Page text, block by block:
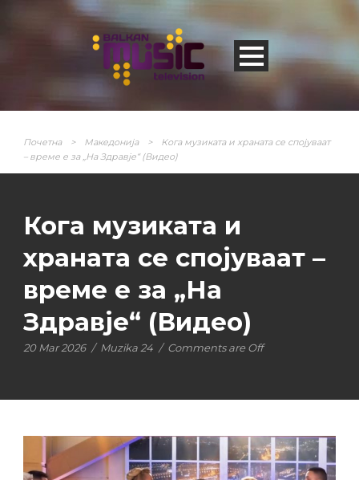
Почетна > Македонија >
Кога музиката и храната се спојуваат
– време е за „На Здравје“ (Видео)
Кога музиката и
храната се спојуваат –
време е за „На
Здравје“ (Видео)
20 Mar 2026 / Muzika 24 / Comments are Off